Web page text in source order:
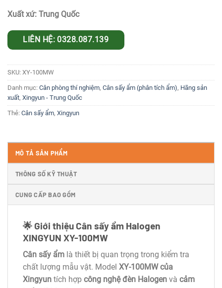
Xuất xứ: Trung Quốc
LIÊN HỆ: 0328.087.139
SKU: XY-100MW
Danh mục: Cân phòng thí nghiệm, Cân sấy ẩm (phân tích ẩm), Hãng sản
xuất, Xingyun - Trung Quốc
Thẻ: Cân sấy ẩm, Xingyun
MÔ TẢ SẢN PHẨM
THÔNG SỐ KỸ THUẬT
CUNG CẤP BAO GỒM
🌟 Giới thiệu Cân sấy ẩm Halogen
XINGYUN XY-100MW
Cân sấy ẩm là thiết bị quan trọng trong kiểm tra
chất lượng mẫu vật. Model XY-100MW của
Xingyun tích hợp công nghệ đèn Halogen và cảm